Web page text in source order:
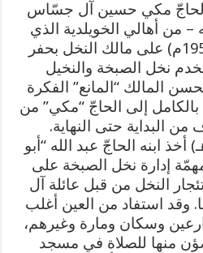
الحاجّ مكي حسين آل جسّاس
من أهالي الخويلدية الذي
اقترح عام (1375هـ/1955م) على مالك النخل بحفر
تخدم نخل الصبخة والنخيل
المالك “المانع” الفكرة
إلى الحاجّ “مكي” من
من البداية حتى النهاية.
وفاته عام (1424هـ) أخذ ابنه الحاجّ عبد الله “أبو
إدارة نخل الصبخة على
النخل من قبل عائلة آل
50 عامًا. وقد استفاد من العين أغلب
وسكان ومارة وغيرهم،
منها للصلاة في مسجد